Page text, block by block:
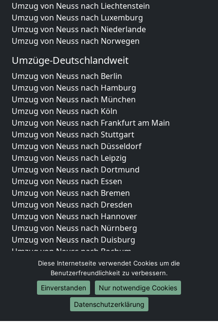
Umzug von Neuss nach Liechtenstein
Umzug von Neuss nach Luxemburg
Umzug von Neuss nach Niederlande
Umzug von Neuss nach Norwegen
Umzüge-Deutschlandweit
Umzug von Neuss nach Berlin
Umzug von Neuss nach Hamburg
Umzug von Neuss nach München
Umzug von Neuss nach Köln
Umzug von Neuss nach Frankfurt am Main
Umzug von Neuss nach Stuttgart
Umzug von Neuss nach Düsseldorf
Umzug von Neuss nach Leipzig
Umzug von Neuss nach Dortmund
Umzug von Neuss nach Essen
Umzug von Neuss nach Bremen
Umzug von Neuss nach Dresden
Umzug von Neuss nach Hannover
Umzug von Neuss nach Nürnberg
Umzug von Neuss nach Duisburg
Umzug von Neuss nach Bochum
Umzug von Neuss nach Wuppertal
Umzug von Neuss nach Bielefeld
Umzug von Neuss nach Bonn
Umzug von Neuss nach Münster
Diese Internetseite verwendet Cookies um die
Benutzerfreundlichkeit zu verbessern.
Einverstanden
Nur notwendige Cookies
Datenschutzerklärung